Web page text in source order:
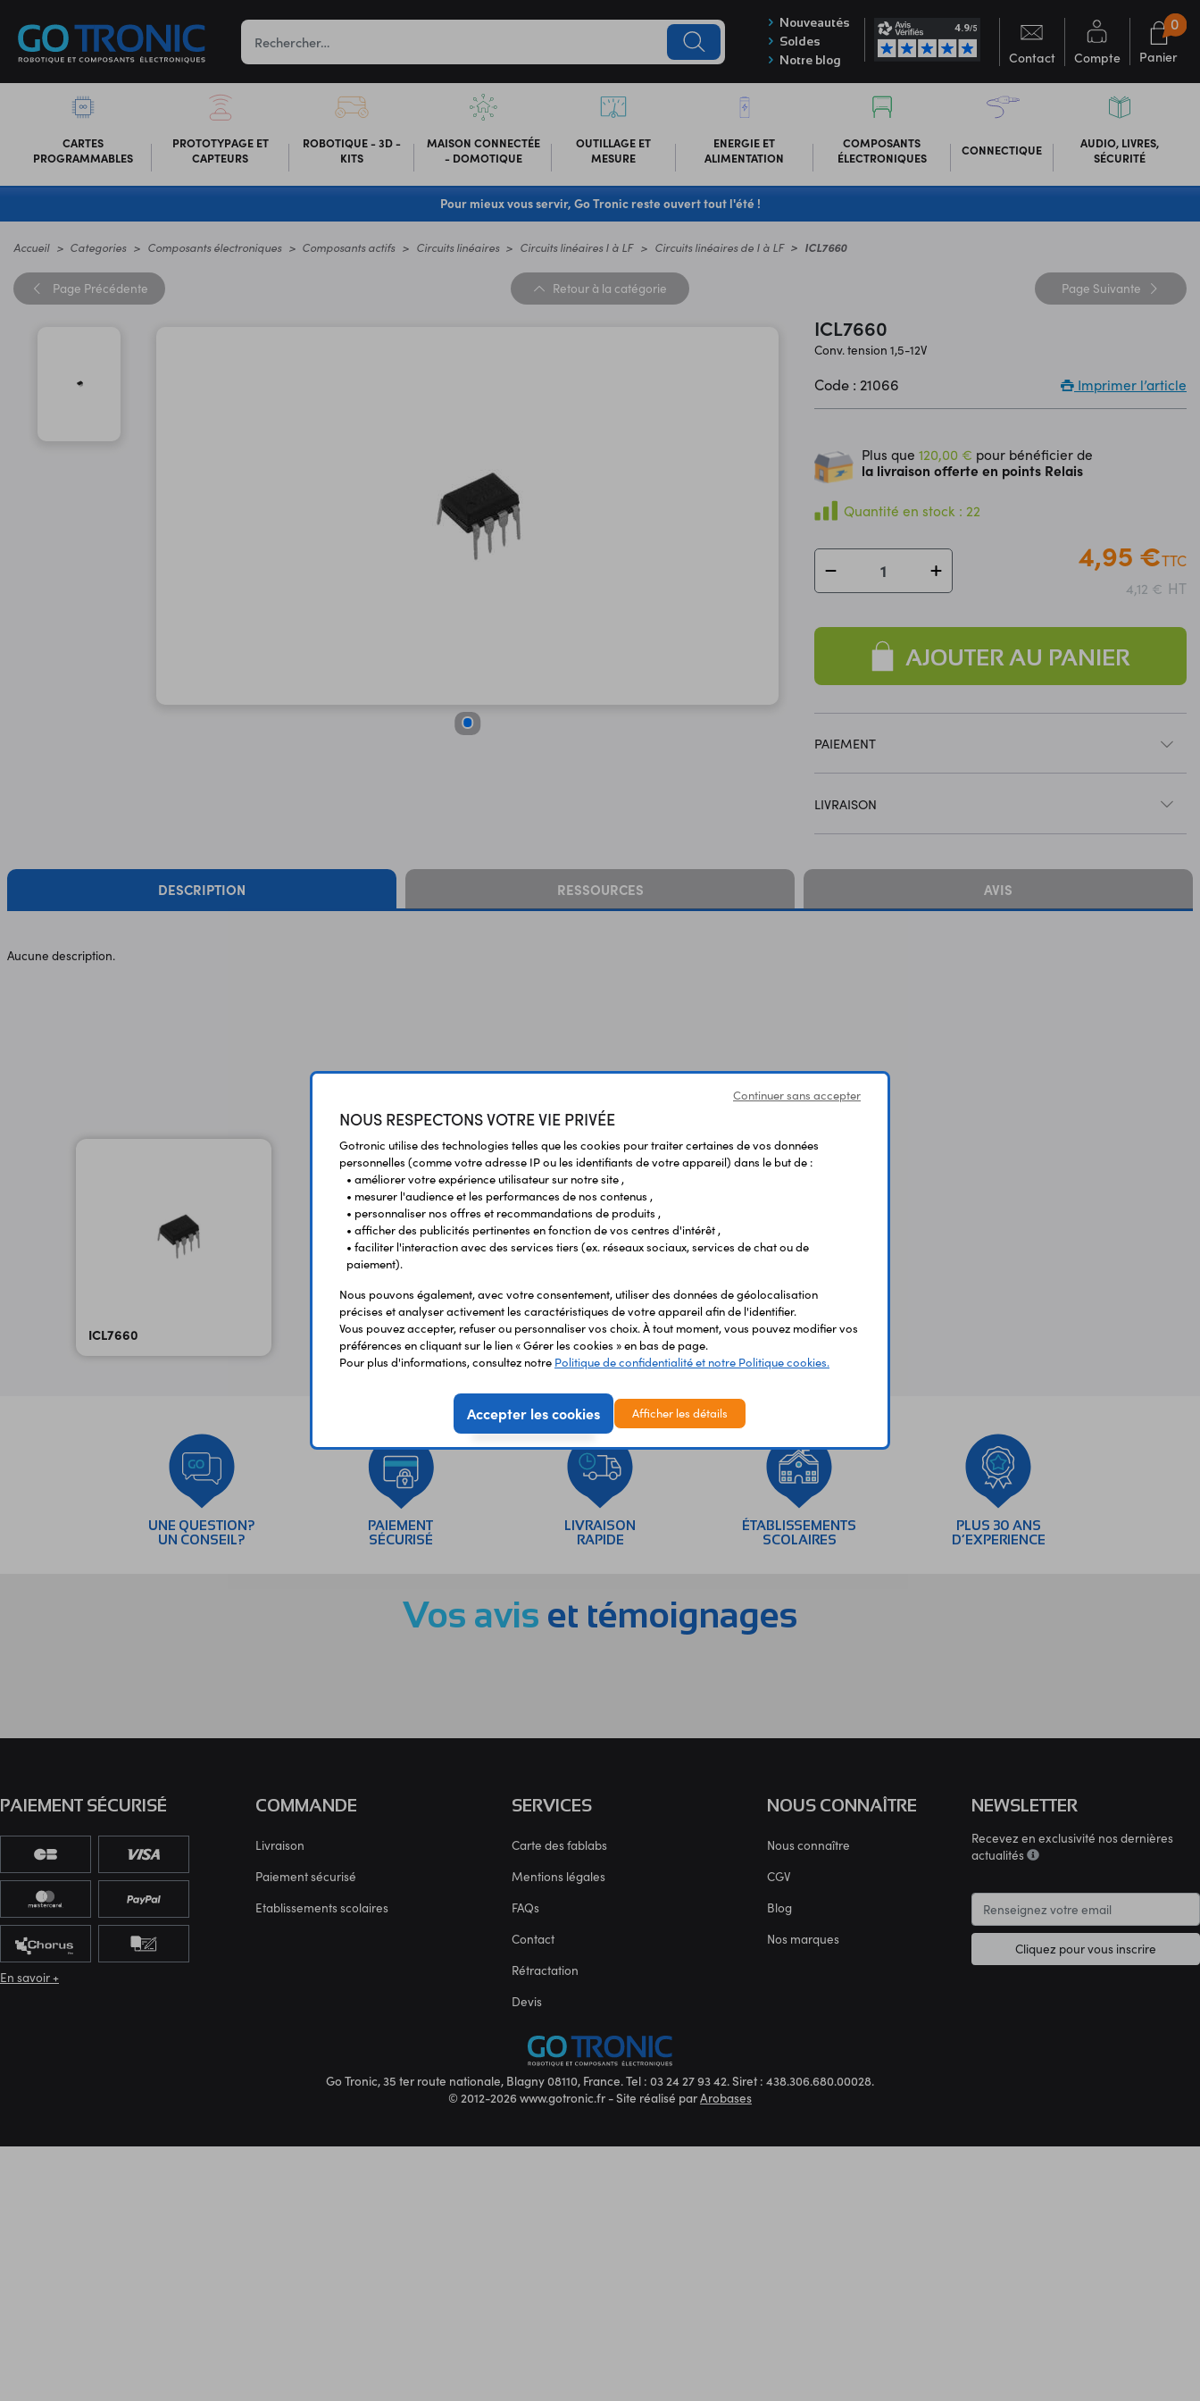
Nouveautés
Soldes
Notre blog
Contact Compte Panier
0
CARTES
PROGRAMMABLES
PROTOTYPAGE ET
CAPTEURS
ROBOTIQUE - 3D -
KITS
MAISON CONNECTÉE
- DOMOTIQUE
OUTILLAGE ET
MESURE
ENERGIE ET
ALIMENTATION
COMPOSANTS
ÉLECTRONIQUES
CONNECTIQUE
AUDIO, LIVRES,
SÉCURITÉ
Pour mieux vous servir, Go Tronic reste ouvert tout l'été !
Accueil Categories Composants électroniques Composants actifs Circuits linéaires Circuits linéaires I à LF Circuits linéaires de I à LF ICL7660
Page Précédente Retour à la catégorie Page Suivante
ICL7660
Conv. tension 1,5-12V
Code : 21066 Imprimer l’article
Plus que120,00 € pour bénéficier de
la livraison offerte en points Relais
Quantité en stock : 22
4,95 €TTC
4,12 € HT
AJOUTER AU PANIER
PAIEMENT
LIVRAISON
DESCRIPTION RESSOURCES AVIS
Aucune description.
Vous avez déja consulté
ICL7660
UNE QUESTION?
UN CONSEIL?
PAIEMENT
SÉCURISÉ
LIVRAISON
RAPIDE
ÉTABLISSEMENTS
SCOLAIRES
PLUS 30 ANS
D’EXPERIENCE
Vos avis et témoignages
COMMANDE
Livraison
Paiement sécurisé
Etablissements scolaires
SERVICES
Carte des fablabs
Mentions légales
FAQs
Contact
Rétractation
Devis
NOUS CONNAÎTRE
Nous connaître
CGV
Blog
Nos marques
NEWSLETTER
Recevez en exclusivité nos dernières
actualités
Cliquez pour vous inscrire
PAIEMENT SÉCURISÉ
En savoir +
Go Tronic, 35 ter route nationale, Blagny 08110, France. Tel : 03 24 27 93 42. Siret : 438.306.680.00028.
© 2012-2026 www.gotronic.fr - Site réalisé parArobases
Continuer sans accepter
NOUS RESPECTONS VOTRE VIE PRIVÉE
Gotronic utilise des technologies telles que les cookies pour traiter certaines de vos données
personnelles (comme votre adresse IP ou les identifiants de votre appareil) dans le but de :
• améliorer votre expérience utilisateur sur notre site ,
• mesurer l'audience et les performances de nos contenus ,
• personnaliser nos offres et recommandations de produits ,
• afficher des publicités pertinentes en fonction de vos centres d'intérêt ,
• faciliter l'interaction avec des services tiers (ex. réseaux sociaux, services de chat ou de
paiement).
Nous pouvons également, avec votre consentement, utiliser des données de géolocalisation
précises et analyser activement les caractéristiques de votre appareil afin de l'identifier.
Vous pouvez accepter, refuser ou personnaliser vos choix. À tout moment, vous pouvez modifier vos
préférences en cliquant sur le lien « Gérer les cookies » en bas de page.
Pour plus d'informations, consultez notre Politique de confidentialité et notre Politique cookies.
Accepter les cookies Afficher les détails